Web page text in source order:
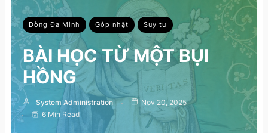
Dòng Đa Minh Góp nhặt Suy tư
BÀI HỌC TỪ MỘT BỤI
HỒNG
System Administration
Nov 20, 2025
6 Min Read